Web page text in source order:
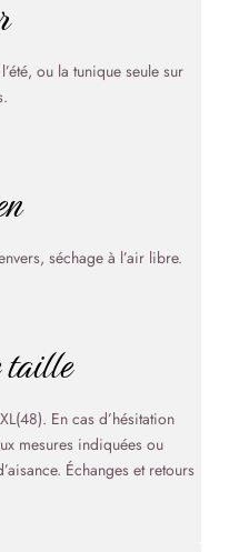
ou la tunique seule sur
séchage à l’air libre.
taille
En cas d’hésitation
mesures indiquées ou
Échanges et retours